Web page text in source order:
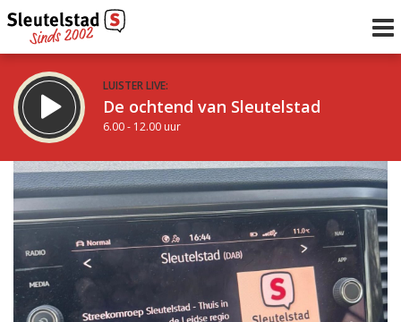
LUISTER LIVE:
De ochtend van Sleutelstad
6.00 - 12.00 uur
STRAKS:
De middag van Sleutelstad
12.00 - 19.00 uur
Vorig uur
uur 1 van 0 Volgend uur